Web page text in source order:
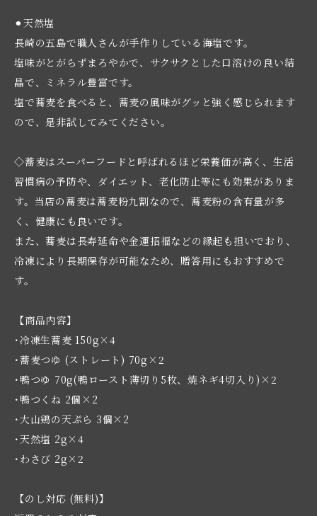
⚫︎天然塩
長崎の五島で職人さんが手作りしている海塩です。
塩味がとがらずまろやかで、サクサクとした口溶けの良い結
晶で、ミネラル豊富です。
塩で蕎麦を食べると、蕎麦の風味がグッと強く感じられます
ので、是非試してみてください。
◇蕎麦はスーパーフードと呼ばれるほど栄養価が高く、生活
習慣病の予防や、ダイエット、老化防止等にも効果がありま
す。当店の蕎麦は蕎麦粉九割なので、蕎麦粉の含有量が多
く、健康にも良いです。
また、蕎麦は長寿延命や金運招福などの縁起も担いでおり、
冷凍により長期保存が可能なため、贈答用にもおすすめで
す。
【商品内容】
･冷凍生蕎麦 150g×4
･蕎麦つゆ (ストレート) 70g×2
･鴨つゆ 70g(鴨ロースト薄切り5枚、焼ネギ4切入り)×2
･鴨つくね 2個×2
･大山鶏の天ぷら 3個×2
･天然塩 2g×4
･わさび 2g×2
【のし対応 (無料)】